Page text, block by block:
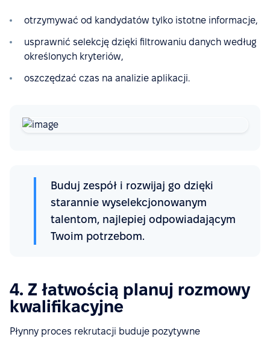
otrzymywać od kandydatów tylko istotne informacje,
usprawnić selekcję dzięki filtrowaniu danych według
określonych kryteriów,
oszczędzać czas na analizie aplikacji.
Buduj zespół i rozwijaj go dzięki
starannie wyselekcjonowanym
talentom, najlepiej odpowiadającym
Twoim potrzebom.
4. Z łatwością planuj rozmowy
kwalifikacyjne
Płynny proces rekrutacji buduje pozytywne